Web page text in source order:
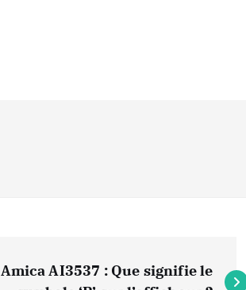
Amica AI3537 : Que signifie le